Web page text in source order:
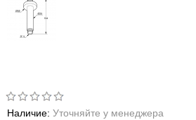
Наличие: Уточняйте у менеджера